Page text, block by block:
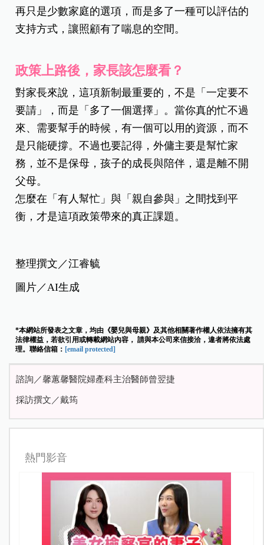
再只是少數家庭的選項，而是多了一種可以評估的
支持方式，讓照顧有了喘息的空間。
政策上路後，家長該怎麼看？
對家長來說，這項新制最重要的，不是「一定要不
要請」，而是「多了一個選擇」。當你真的忙不過
來、需要幫手的時候，有一個可以用的資源，而不
是只能硬撐。不過也要記得，外傭主要是幫忙家
務，並不是保母，孩子的成長與陪伴，還是離不開
父母。
怎麼在「有人幫忙」與「親自參與」之間找到平
衡，才是這項政策帶來的真正課題。
整理撰文／江睿毓
圖片 ／AI生成
*本網站所發表之文章，均由《嬰兒與母親》及其他相關著作權人依法擁有其
法律權益，若欲引用或轉載網站內容， 請與本公司來信接洽，違者將依法處
理。聯絡信箱： [email protected]
諮詢／馨蕙馨醫院婦產科主治醫師曾翌捷
採訪撰文／戴筠
熱門影音